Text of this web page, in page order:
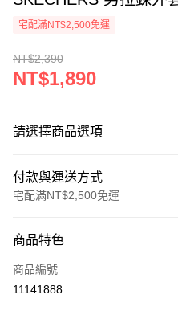
宅配滿NT$2,500免運
NT$2,390
NT$1,890
請選擇商品選項
付款與運送方式
宅配滿NT$2,500免運
信用卡一次付款
LINE Pay
商品特色
商品編號
11141888